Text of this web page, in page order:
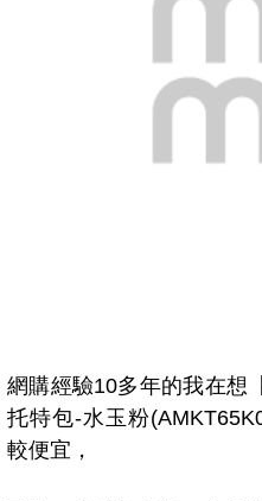
網購經驗10多年的我在想
托特包-水玉粉
較便宜，